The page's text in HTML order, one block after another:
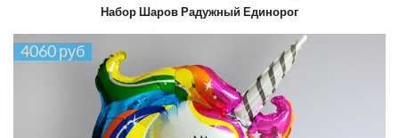
Набор Шаров Радужный Единорог
4060 руб